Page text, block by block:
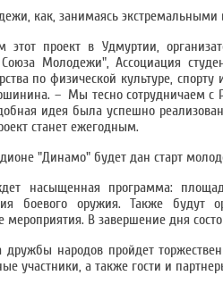
как, занимаясь экстремальными
проект в Удмуртии,
Союза Молодежи", Ассоциация
по физической культуре,
– Мы тесно сотрудничаем
идея была успешно
станет ежегодным.
"Динамо" будет дан старт
насыщенная программа:
боевого оружия. Также будут
В завершение дня
дружбы народов пройдет
участники, а также гости и